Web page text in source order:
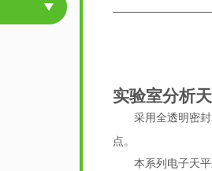
实验室分析
采用全透明密
点。
本系列电子天